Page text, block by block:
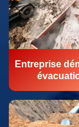
Entreprise